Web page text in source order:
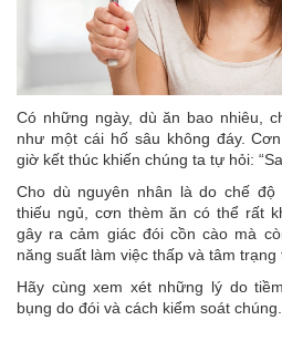
Có những ngày, dù ăn bao nhiêu,
như một cái hố sâu không đáy.
giờ kết thúc khiến chúng ta tự hỏi:
Cho dù nguyên nhân là do chế
thiếu ngủ, cơn thèm ăn có thể rất
gây ra cảm giác đói cồn cào mà
năng suất làm việc thấp và tâm trạng
Hãy cùng xem xét những lý do
bụng do đói và cách kiểm soát chúng.